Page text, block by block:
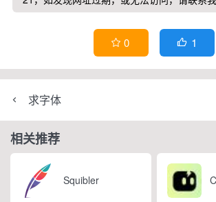
 0  1
求字体
相关推荐
Squibler